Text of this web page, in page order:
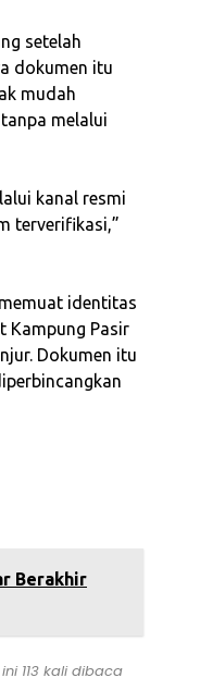
setelah
dokumen itu
mudah
melalui
kanal resmi
terverifikasi,”
identitas
Kampung Pasir
Dokumen itu
Berakhir
113 kali dibaca